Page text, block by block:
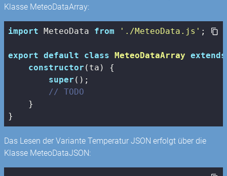
Klasse MeteoDataArray:
import MeteoData from './MeteoData.js' ;
export default class MeteoDataArray extends
constructor (ta) {
super ();
// TODO
    }
}
Das Lesen der Variante Temperatur JSON erfolgt über die
Klasse MeteoDataJSON: